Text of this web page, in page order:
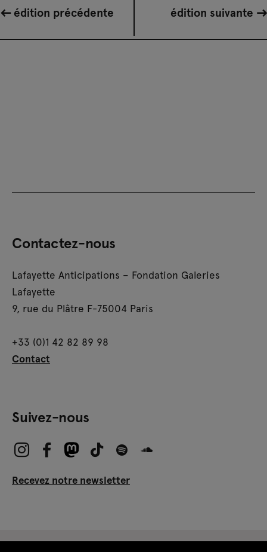
édition précédente édition suivante
Contactez-nous
Lafayette Anticipations – Fondation Galeries
Lafayette
9, rue du Plâtre F-75004 Paris
+33 (0)1 42 82 89 98
Contact
Suivez-nous
Recevez notre newsletter